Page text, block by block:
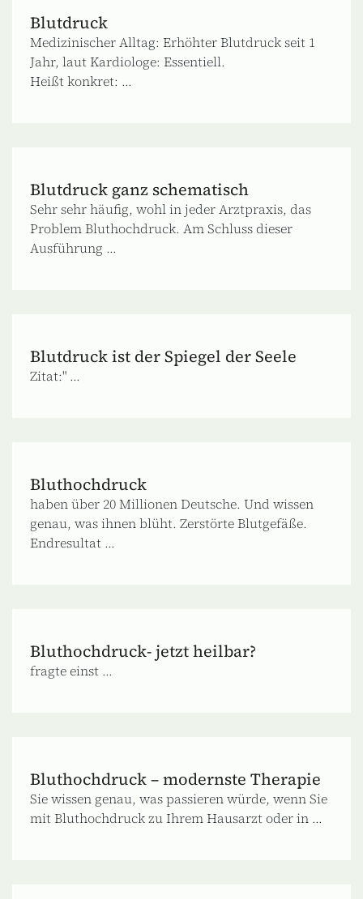
Blutdruck
Medizinischer Alltag: Erhöhter Blutdruck seit 1
Jahr, laut Kardiologe: Essentiell.
Heißt konkret: ...
Blutdruck ganz schematisch
Sehr sehr häufig, wohl in jeder Arztpraxis, das
Problem Bluthochdruck. Am Schluss dieser
Ausführung ...
Blutdruck ist der Spiegel der Seele
Zitat:" ...
Bluthochdruck
haben über 20 Millionen Deutsche. Und wissen
genau, was ihnen blüht. Zerstörte Blutgefäße.
Endresultat ...
Bluthochdruck- jetzt heilbar?
fragte einst ...
Bluthochdruck – modernste Therapie
Sie wissen genau, was passieren würde, wenn Sie
mit Bluthochdruck zu Ihrem Hausarzt oder in ...